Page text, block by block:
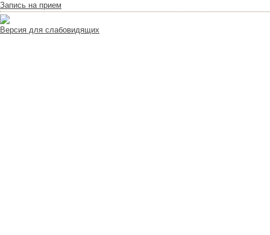
Запись на прием
Версия для слабовидящих